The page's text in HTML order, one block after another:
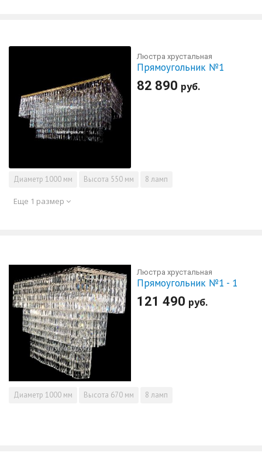
Люстра хрустальная
Прямоугольник №1
82 890 руб.
Диаметр 1000 мм Высота 550 мм 8 ламп
Еще 1 размер
Люстра хрустальная
Прямоугольник №1 - 1
121 490 руб.
Диаметр 1000 мм Высота 670 мм 8 ламп